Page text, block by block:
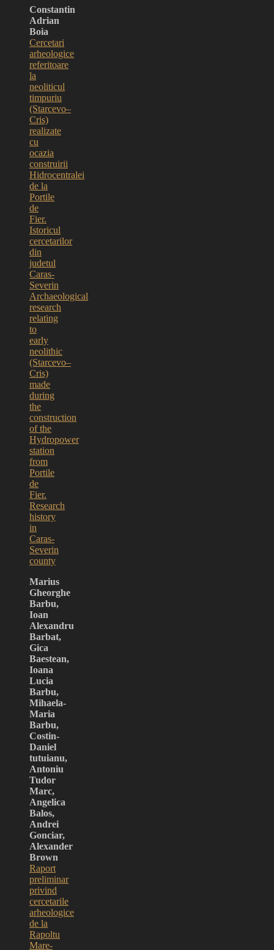
Constantin
Adrian
Boia
Cercetari
arheologice
referitoare
la
neoliticul
timpuriu
(Starcevo–
Cris)
realizate
cu
ocazia
construirii
Hidrocentralei
de la
Portile
de
Fier.
Istoricul
cercetarilor
din
judetul
Caras-
Severin
Archaeological
research
relating
to
early
neolithic
(Starcevo–
Cris)
made
during
the
construction
of the
Hydropower
station
from
Portile
de
Fier.
Research
history
in
Caras-
Severin
county
Marius
Gheorghe
Barbu,
Ioan
Alexandru
Barbat,
Gica
Baestean,
Ioana
Lucia
Barbu,
Mihaela-
Maria
Barbu,
Costin-
Daniel
tutuianu,
Antoniu
Tudor
Marc,
Angelica
Balos,
Andrei
Gonciar,
Alexander
Brown
Raport
preliminar
privind
cercetarile
arheologice
de la
Rapoltu
Mare-